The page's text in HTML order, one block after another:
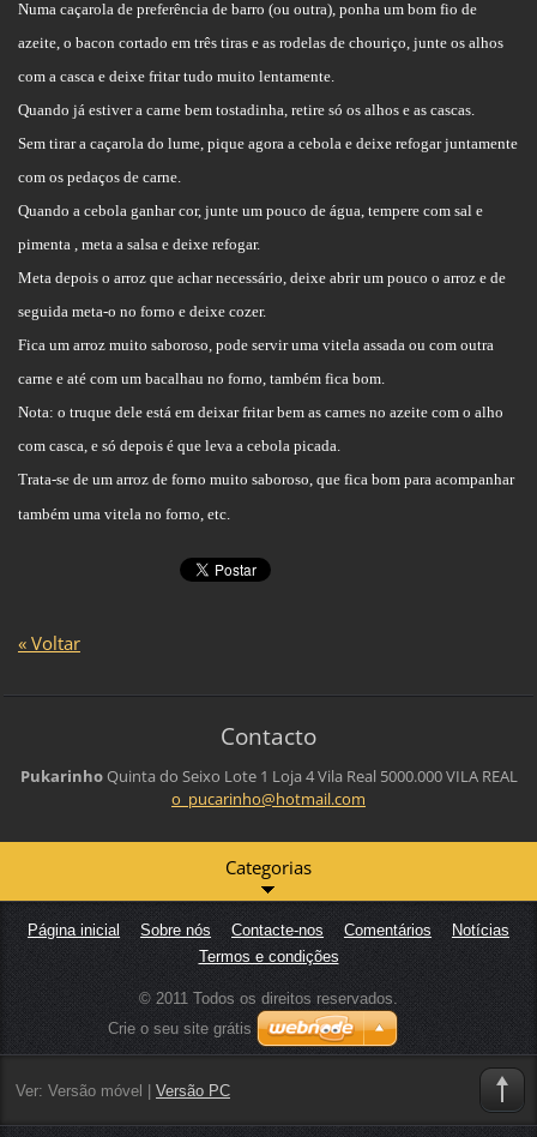
Numa caçarola de preferência de barro (ou outra), ponha um bom fio de
azeite, o bacon cortado em três tiras e as rodelas de chouriço, junte os alhos
com a casca e deixe fritar tudo muito lentamente.
Quando já estiver a carne bem tostadinha, retire só os alhos e as cascas.
Sem tirar a caçarola do lume, pique agora a cebola e deixe refogar juntamente
com os pedaços de carne.
Quando a cebola ganhar cor, junte um pouco de água, tempere com sal e
pimenta , meta a salsa e deixe refogar.
Meta depois o arroz que achar necessário, deixe abrir um pouco o arroz e de
seguida meta-o no forno e deixe cozer.
Fica um arroz muito saboroso, pode servir uma vitela assada ou com outra
carne e até com um bacalhau no forno, também fica bom.
Nota: o truque dele está em deixar fritar bem as carnes no azeite com o alho
com casca, e só depois é que leva a cebola picada.
Trata-se de um arroz de forno muito saboroso, que fica bom para acompanhar
também uma vitela no forno, etc.
« Voltar
Contacto
PukarinhoQuinta do Seixo Lote 1 Loja 4Vila Real 5000.000 VILA REAL
o_pucarinho@hotmail.com
Categorias
Página inicial Sobre nós Contacte-nos Comentários
Notícias
Termos e condições
© 2011 Todos os direitos reservados.
Crie o seu site grátis
Ver: Versão móvel Versão PC